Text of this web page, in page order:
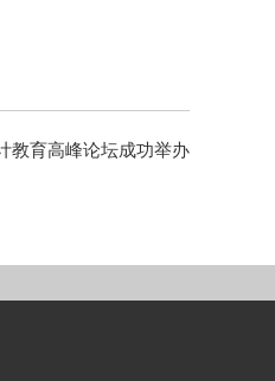
教育高峰论坛成功举办